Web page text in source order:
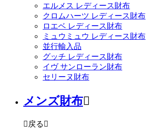
エルメス レディース財布
クロムハーツ レディース財布
ロエベ レディース財布
ミュウミュウ レディース財布
並行輸入品
グッチ レディース財布
イヴ サンローラン財布
セリーヌ財布
メンズ財布
 戻る 